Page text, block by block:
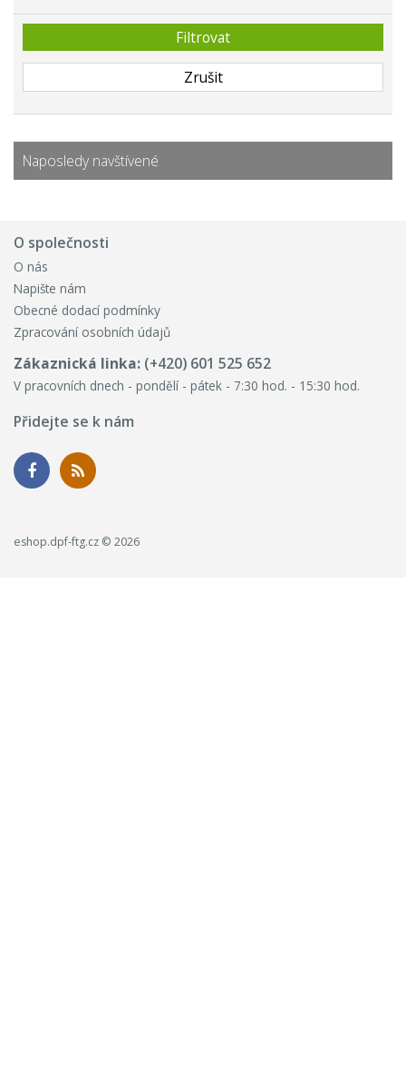
Naposledy navštívené
O společnosti
O nás
Napište nám
Obecné dodací podmínky
Zpracování osobních údajů
Zákaznická linka: (+420) 601 525 652
V pracovních dnech - pondělí - pátek - 7:30 hod. - 15:30 hod.
Přidejte se k nám
eshop.dpf-ftg.cz © 2026